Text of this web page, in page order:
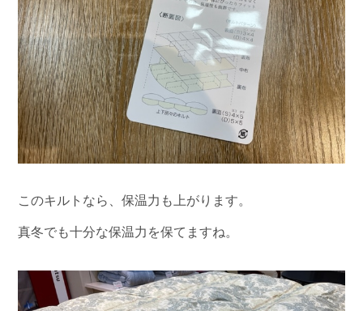
このキルトなら、保温力も上がります。
真冬でも十分な保温力を保てますね。